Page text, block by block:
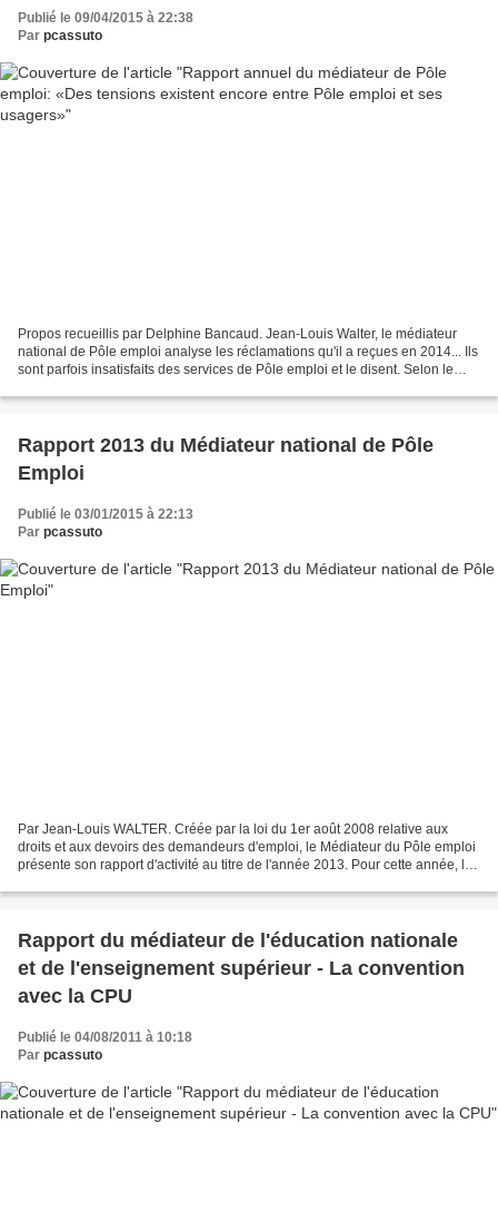
Publié le 09/04/2015 à 22:38
Par pcassuto
Propos recueillis par Delphine Bancaud. Jean-Louis Walter, le médiateur
national de Pôle emploi analyse les réclamations qu'il a reçues en 2014... Ils
sont parfois insatisfaits des services de Pôle emploi et le disent. Selon le
Rapport 2013 du Médiateur national de Pôle
Emploi
Publié le 03/01/2015 à 22:13
Par pcassuto
Par Jean-Louis WALTER. Créée par la loi du 1er août 2008 relative aux
droits et aux devoirs des demandeurs d'emploi, le Médiateur du Pôle emploi
présente son rapport d'activité au titre de l'année 2013. Pour cette année, le
Rapport du médiateur de l'éducation nationale
et de l'enseignement supérieur - La convention
avec la CPU
Publié le 04/08/2011 à 10:18
Par pcassuto